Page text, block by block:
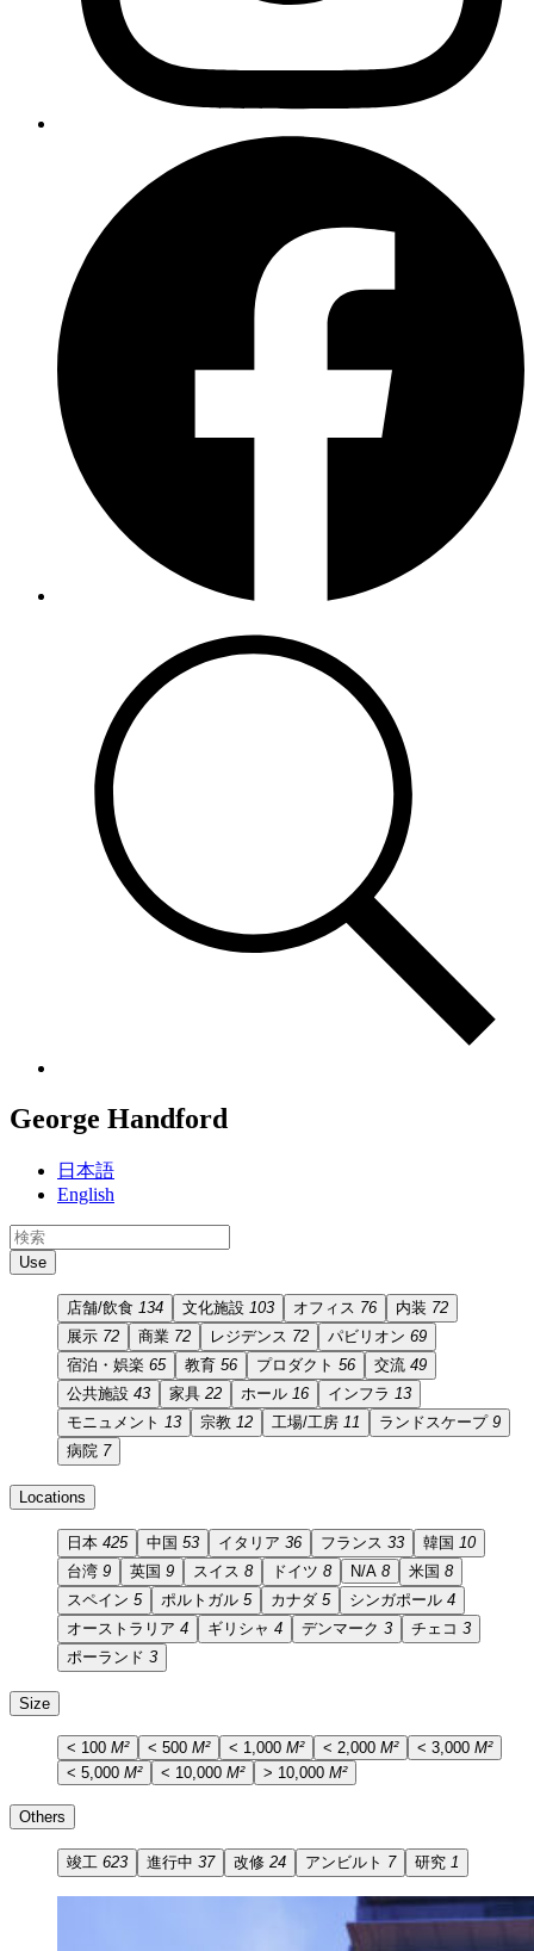
George Handford
日本語
English
Use
店舗/飲食 134 文化施設 103 オフィス 76 内装 72
展示 72 商業 72 レジデンス 72 パビリオン 69
宿泊・娯楽 65 教育 56 プロダクト 56 交流 49
公共施設 43 家具 22 ホール 16 インフラ 13
モニュメント 13 宗教 12 工場/工房 11 ランドスケープ 9
病院 7
Locations
日本 425 中国 53 イタリア 36 フランス 33 韓国 10
台湾 9 英国 9 スイス 8 ドイツ 8 N/A 8 米国 8
スペイン 5 ポルトガル 5 カナダ 5 シンガポール 4
オーストラリア 4 ギリシャ 4 デンマーク 3 チェコ 3
ポーランド 3
Size
< 100 M² < 500 M² < 1,000 M² < 2,000 M² < 3,000 M²
< 5,000 M² < 10,000 M² > 10,000 M²
Others
竣工 623 進行中 37 改修 24 アンビルト 7 研究 1